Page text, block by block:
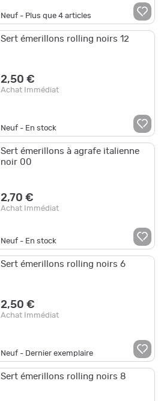
Neuf - Plus que4 articles
Sert émerillons rolling noirs 12
2,50 €
Achat Immédiat
Neuf - En stock
Sert émerillons à agrafe italienne
noir 00
2,70 €
Achat Immédiat
Neuf - En stock
Sert émerillons rolling noirs 6
2,50 €
Achat Immédiat
Neuf - Dernier exemplaire
Sert émerillons rolling noirs 8